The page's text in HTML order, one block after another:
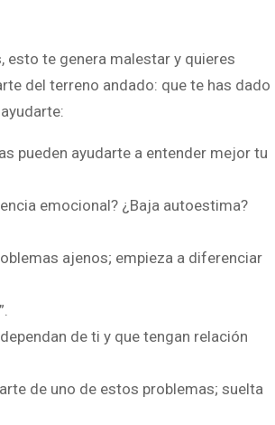
esto te genera malestar y quieres
del terreno andado: que te has dado
pueden ayudarte a entender mejor tu
emocional? ¿Baja autoestima?
ajenos; empieza a diferenciar
de ti y que tengan relación
de uno de estos problemas; suelta